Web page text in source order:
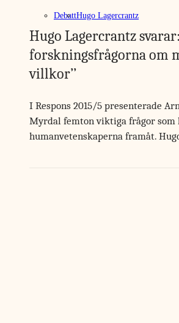
DebattHugo Lagercrantz
Hugo Lagercrantz
forskningsfrågorna om
villkor’’
I Respons 2015/5 presenterade
Myrdal femton viktiga frågor som
humanvetenskaperna framåt.